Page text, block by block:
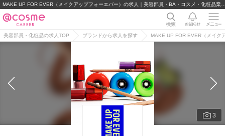
美容部員・化粧品の求人TOP ブランドから求人を探す MAKE UP FOR EVER（メイク
3